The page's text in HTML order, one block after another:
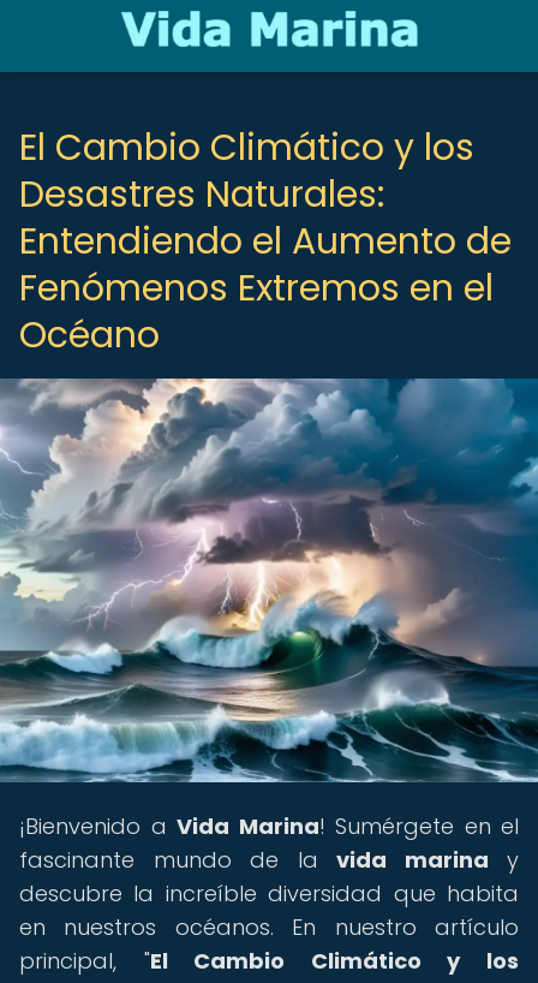
El Cambio Climático y los
Desastres Naturales:
Entendiendo el Aumento de
Fenómenos Extremos en el
Océano
¡Bienvenido a Vida Marina! Sumérgete en el
fascinante mundo de la vida marina y
descubre la increíble diversidad que habita
en nuestros océanos. En nuestro artículo
principal, "El Cambio Climático y los